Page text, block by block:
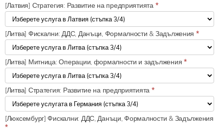
[Латвия] Стратегия: Развитие на предприятията *
[Литва] Фискални: ДДС, Данъци, Формалности & Задължения *
[Литва] Митница: Операции, формалности и задължения *
[Литва] Стратегия: Развитие на предприятията *
[Люксембург] Фискални: ДДС, Данъци, Формалности & Задължения
*